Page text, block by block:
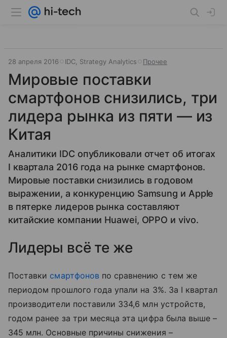
28 апреля 2016 IDC, Strategy Analytics Прочее
Мировые поставки
смартфонов снизились, три
лидера рынка из пяти — из
Китая
Аналитики IDC опубликовали отчет об итогах
I квартала 2016 года на рынке смартфонов.
Мировые поставки снизились в годовом
выражении, а конкуренцию Samsung и Apple
в пятерке лидеров рынка составляют
китайские компании Huawei, OPPO и vivo.
Лидеры всё те же
Поставки смартфонов по сравнению с тем же
периодом прошлого года упали на 3%. За I квартал
производители поставили 334,6 млн устройств,
годом ранее за три месяца эта цифра была выше –
345 млн. Основные причины снижения –